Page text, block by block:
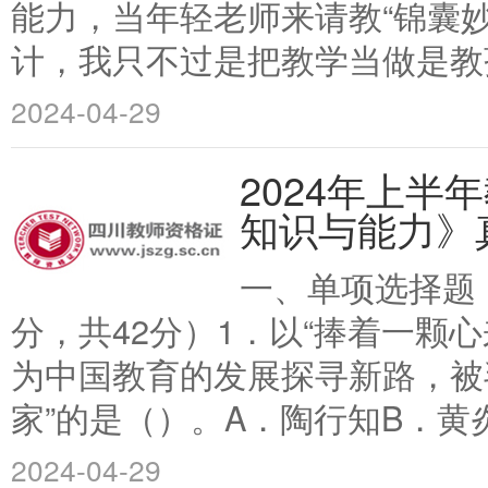
能力，当年轻老师来请教“锦囊
计，我只不过是把教学当做是
2024-04-29
2024年上半
知识与能力
一、单项选择
分，共42分）1．以“捧着一颗
为中国教育的发展探寻新路，
家”的是（）。A．陶行知B．
2024-04-29